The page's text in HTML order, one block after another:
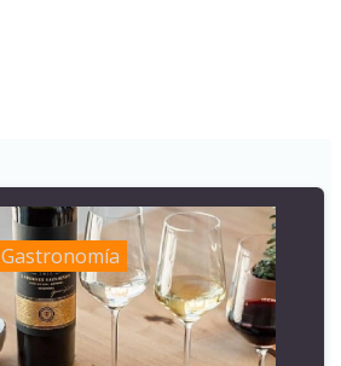
Gastronomía